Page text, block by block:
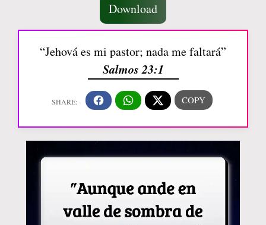
Download
“Jehová es mi pastor; nada me faltará”
Salmos 23:1